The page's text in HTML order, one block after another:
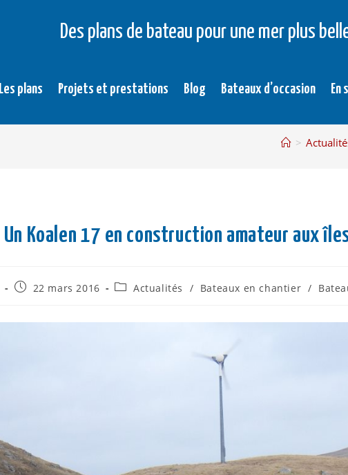
Des plans de bateau pour une mer plus
Les plans Projets et prestations Blog Bateaux d’occasion En
>
Un Koalen 17 en construction amateur aux
22 mars 2016 Actualités / Bateaux en chantier /